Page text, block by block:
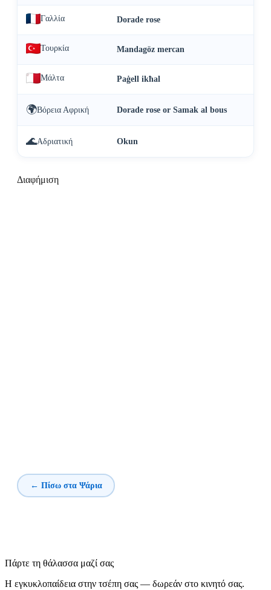
Γαλλία Dorade rose
Τουρκία Mandagöz mercan
Μάλτα Paġell ikħal
🌍Βόρεια Αφρική Dorade rose or Samak al bous
🌊Αδριατική Okun
Διαφήμιση
← Πίσω στα Ψάρια
Πάρτε τη θάλασσα μαζί σας
Η εγκυκλοπαίδεια στην τσέπη σας — δωρεάν στο κινητό σας.